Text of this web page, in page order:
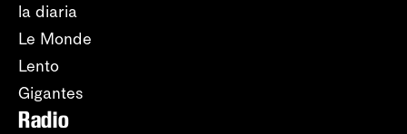
la diaria
Le Monde
Lento
Gigantes
Radio